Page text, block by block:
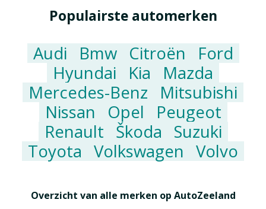
Populairste automerken
Audi Bmw Citroën
Ford
Hyundai
Kia
Mazda
Mercedes-Benz
Mitsubishi
Nissan
Opel
Peugeot
Renault Škoda
Suzuki
Toyota Volkswagen Volvo
Overzicht van alle merken op AutoZeeland